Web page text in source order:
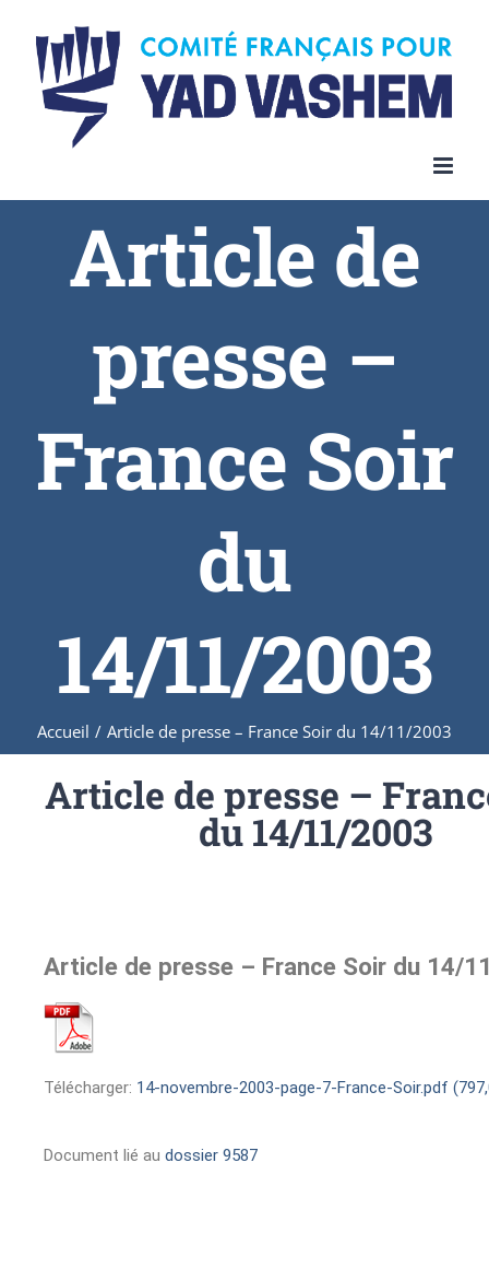
Article de
presse –
France Soir
du
14/11/2003
Accueil / Article de presse – France Soir du 14/11/2003
Article de presse –
du 14/11/2003
Article de presse – France Soir du 14/
Télécharger: 14-novembre-2003-page-7-France-Soir.pdf
Document lié au dossier 9587